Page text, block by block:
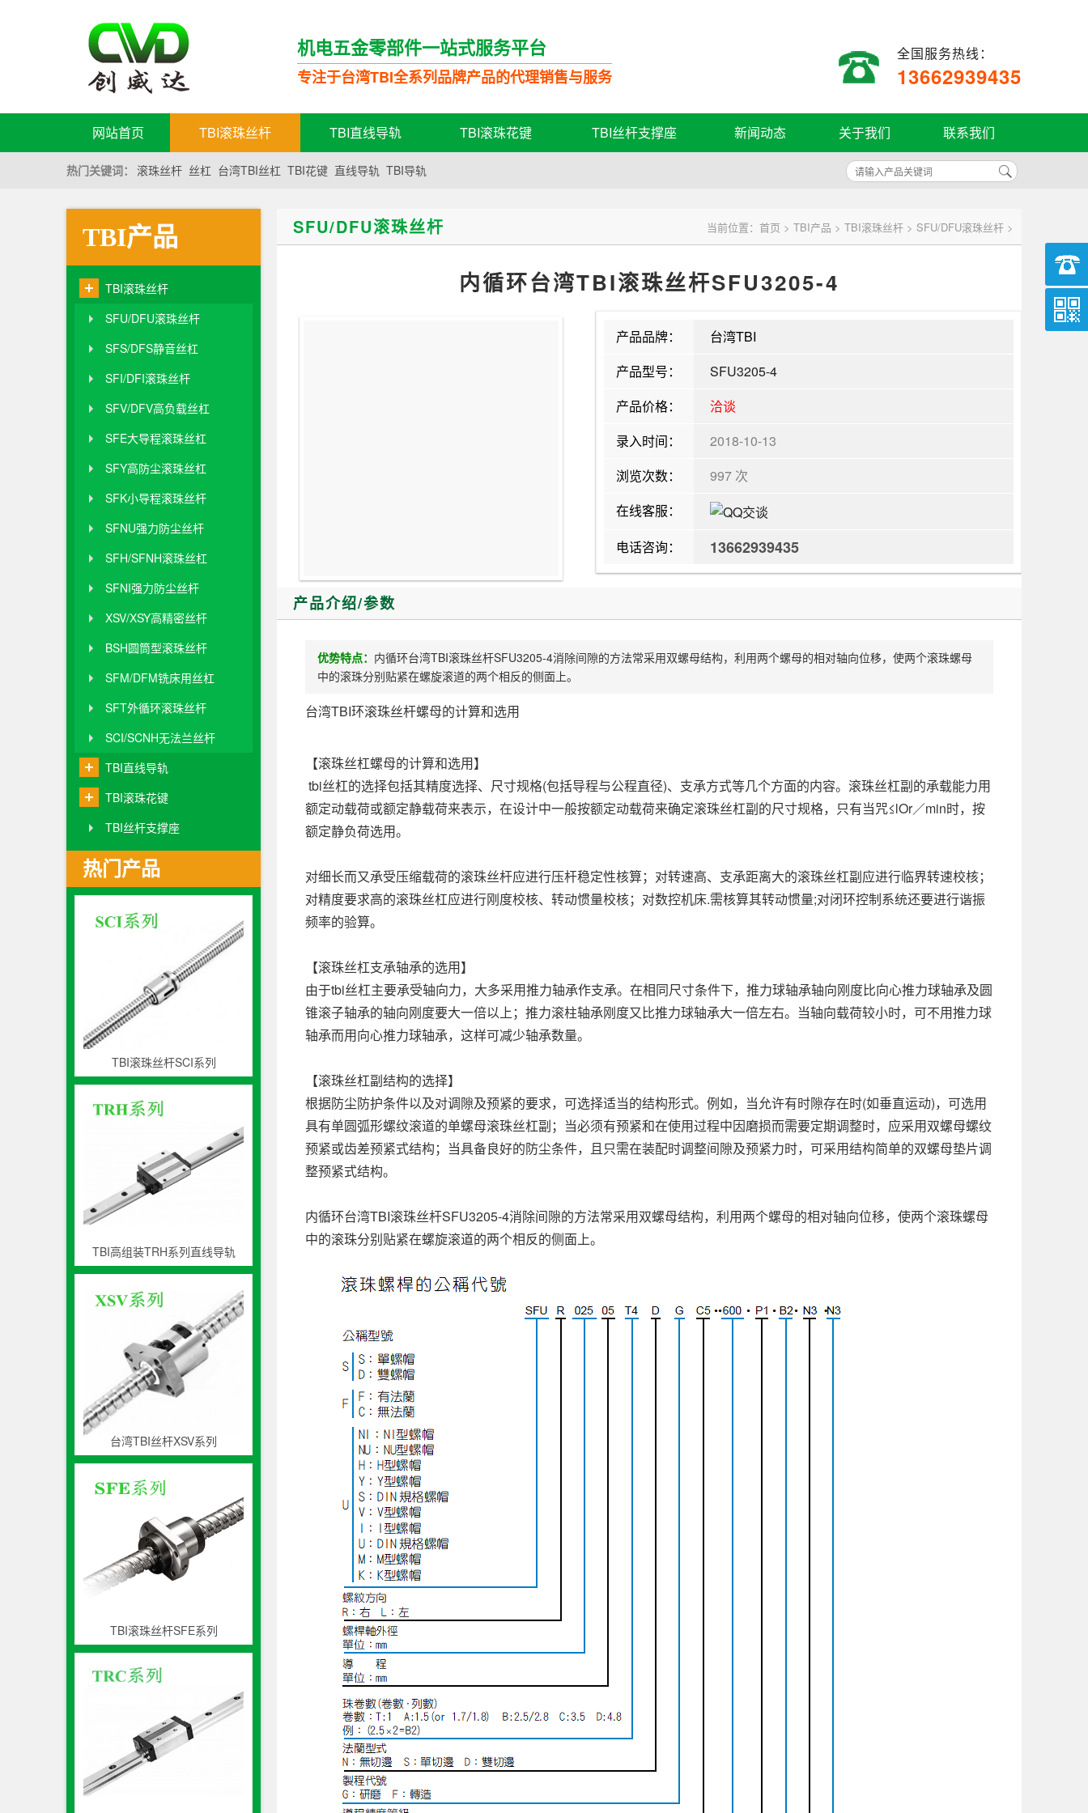
机电五金零部件一站式服务平台
专注于台湾TBI全系列品牌产品的代理销售与服务
全国服务热线：
13662939435
网站首页 TBI滚珠丝杆 TBI直线导轨 TBI滚珠花键 TBI丝杆支撑座 新闻动态 关于我们 联系我们
热门关键词： 滚珠丝杆 丝杠 台湾TBI丝杠 TBI花键 直线导轨 TBI导轨
TBI产品
TBI滚珠丝杆
SFU/DFU滚珠丝杆
SFS/DFS静音丝杠
SFI/DFI滚珠丝杆
SFV/DFV高负载丝杠
SFE大导程滚珠丝杠
SFY高防尘滚珠丝杠
SFK小导程滚珠丝杆
SFNU强力防尘丝杆
SFH/SFNH滚珠丝杠
SFNI强力防尘丝杆
XSV/XSY高精密丝杆
BSH圆筒型滚珠丝杆
SFM/DFM铣床用丝杠
SFT外循环滚珠丝杆
SCI/SCNH无法兰丝杆
TBI直线导轨
TBI滚珠花键
TBI丝杆支撑座
热门产品
TBI滚珠丝杆SCI系列
TBI高组装TRH系列直线导轨
台湾TBI丝杆XSV系列
TBI滚珠丝杆SFE系列
SFU/DFU滚珠丝杆 当前位置： 首页 > TBI产品 > TBI滚珠丝杆 > SFU/DFU滚珠丝杆 >
内循环台湾TBI滚珠丝杆SFU3205-4
产品品牌：
台湾TBI
产品型号：
SFU3205-4
产品价格：
洽谈
录入时间：
2018-10-13
浏览次数：
997 次
在线客服：
电话咨询：
13662939435
产品介绍/参数
优势特点： 内循环台湾TBI滚珠丝杆SFU3205-4消除间隙的方法常采用双螺母结构，利用两个螺母的相对轴向位移，使两个滚珠螺母
中的滚珠分别贴紧在螺旋滚道的两个相反的侧面上。
台湾TBI环滚珠丝杆螺母的计算和选用
【滚珠丝杠螺母的计算和选用】
tbi丝杠的选择包括其精度选择、尺寸规格(包括导程与公程直径)、支承方式等几个方面的内容。滚珠丝杠副的承载能力用
额定动载荷或额定静载荷来表示，在设计中一般按额定动载荷来确定滚珠丝杠副的尺寸规格，只有当咒≤lOr／min时，按
额定静负荷选用。
对细长而又承受压缩载荷的滚珠丝杆应进行压杆稳定性核算；对转速高、支承距离大的滚珠丝杠副应进行临界转速校核；
对精度要求高的滚珠丝杠应进行刚度校核、转动惯量校核；对数控机床.需核算其转动惯量;对闭环控制系统还要进行谐振
频率的验算。
【滚珠丝杠支承轴承的选用】
由于tbi丝杠主要承受轴向力，大多采用推力轴承作支承。在相同尺寸条件下，推力球轴承轴向刚度比向心推力球轴承及圆
锥滚子轴承的轴向刚度要大一倍以上；推力滚柱轴承刚度又比推力球轴承大一倍左右。当轴向载荷较小时，可不用推力球
轴承而用向心推力球轴承，这样可减少轴承数量。
【滚珠丝杠副结构的选择】
根据防尘防护条件以及对调隙及预紧的要求，可选择适当的结构形式。例如，当允许有时隙存在时(如垂直运动)，可选用
具有单圆弧形螺纹滚道的单螺母滚珠丝杠副；当必须有预紧和在使用过程中因磨损而需要定期调整时，应采用双螺母螺纹
预紧或齿差预紧式结构；当具备良好的防尘条件，且只需在装配时调整间隙及预紧力时，可采用结构简单的双螺母垫片调
整预紧式结构。
内循环台湾TBI滚珠丝杆SFU3205-4消除间隙的方法常采用双螺母结构，利用两个螺母的相对轴向位移，使两个滚珠螺母
中的滚珠分别贴紧在螺旋滚道的两个相反的侧面上。